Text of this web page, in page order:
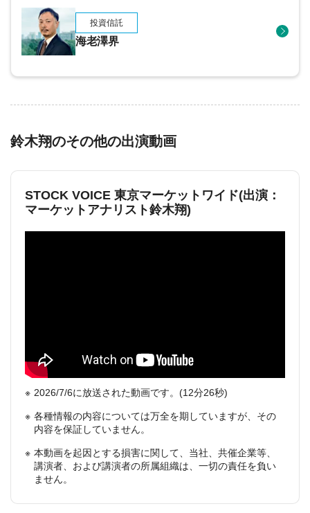
投資信託
海老澤界
鈴木翔のその他の出演動画
STOCK VOICE 東京マーケットワイド(出演：
マーケットアナリスト鈴木翔)
2026/7/6に放送された動画です。(12分26秒)
各種情報の内容については万全を期していますが、その
内容を保証していません。
本動画を起因とする損害に関して、当社、共催企業等、
講演者、および講演者の所属組織は、一切の責任を負い
ません。